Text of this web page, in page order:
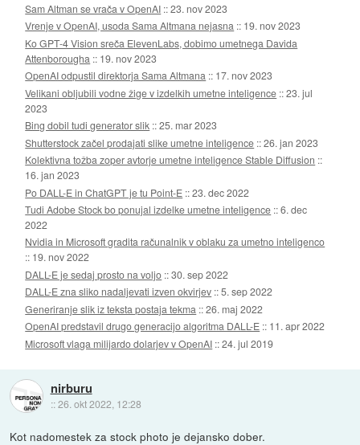
Sam Altman se vrača v OpenAI ::23. nov 2023
Vrenje v OpenAI, usoda Sama Altmana nejasna :: 19. nov 2023
Ko GPT-4 Vision sreča ElevenLabs, dobimo umetnega Davida
Attenborougha :: 19. nov 2023
OpenAI odpustil direktorja Sama Altmana :: 17. nov 2023
Velikani obljubili vodne žige v izdelkih umetne inteligence ::23. jul
2023
Bing dobil tudi generator slik ::25. mar 2023
Shutterstock začel prodajati slike umetne inteligence ::26. jan 2023
Kolektivna tožba zoper avtorje umetne inteligence Stable Diffusion ::
16. jan 2023
Po DALL-E in ChatGPT je tu Point-E ::23. dec 2022
Tudi Adobe Stock bo ponujal izdelke umetne inteligence ::6. dec
2022
Nvidia in Microsoft gradita računalnik v oblaku za umetno inteligenco
:: 19. nov 2022
DALL-E je sedaj prosto na voljo ::30. sep 2022
DALL-E zna sliko nadaljevati izven okvirjev ::5. sep 2022
Generiranje slik iz teksta postaja tekma ::26. maj 2022
OpenAI predstavil drugo generacijo algoritma DALL-E :: 11. apr 2022
Microsoft vlaga milijardo dolarjev v OpenAI ::24. jul 2019
nirburu
::26. okt 2022, 12:28
Kot nadomestek za stock photo je dejansko dober.